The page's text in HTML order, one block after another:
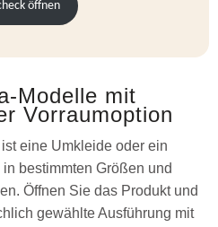
öffnen
Modelle mit
Vorraumoption
eine Umkleide oder ein
bestimmten Größen und
Öffnen Sie das Produkt und
gewählte Ausführung mit